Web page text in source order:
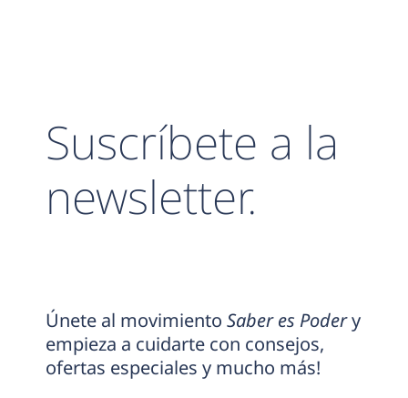
Suscríbete a la
newsletter.
Únete al movimiento Saber es Podery
empieza a cuidarte con consejos,
ofertas especiales y mucho más!